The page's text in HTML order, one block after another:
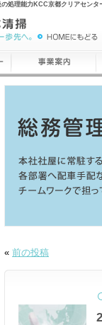
処理能力KCC京都クリアセンタ
« 前の投稿